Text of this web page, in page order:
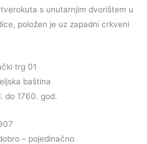
s unutarnjim dvorištem u
položen je uz zapadni crkveni
trg 01
baština
do 1760. god.
– pojedinačno